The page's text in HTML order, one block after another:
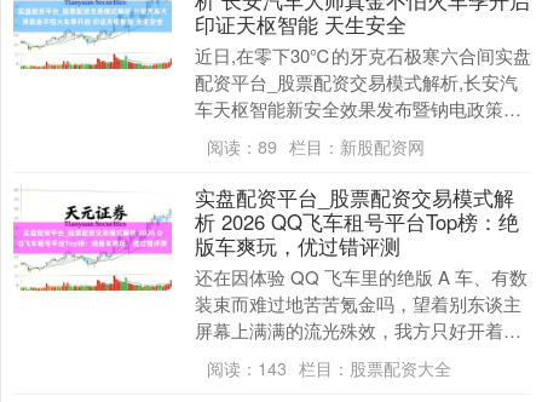
印证天枢智能 天生安全
近日,在零下30℃的牙克石极寒六合间实盘
配资平台_股票配资交易模式解析,长安汽
车天枢智能新安全效果发布暨钠电政策大
师发布会启幕。与此同期,2026大师真金不
怕火....
阅读： 89 栏目： 新股配资网
实盘配资平台_股票配资交易模式解
析 2026 QQ飞车租号平台Top榜：绝
版车爽玩，优过错评测
还在因体验 QQ 飞车里的绝版 A 车、有数
装束而难过地苦苦氪金吗，望着别东谈主
屏幕上满满的流光殊效，我方只好开着生
人车实盘配资平台_股票配资交易模式解
析，是不....
阅读： 143 栏目： 股票配资大全